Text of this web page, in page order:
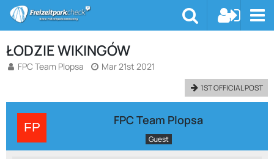
ŁODZIE WIKINGÓW
FPC Team Plopsa Mar 21st 2021
1ST OFFICIAL POST
FPC Team Plopsa
Guest